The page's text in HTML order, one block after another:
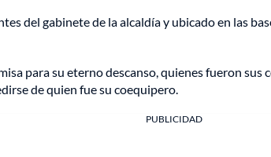
del gabinete de la alcaldía y ubicado en las
para su eterno descanso, quienes fueron
de quien fue su coequipero.
PUBLICIDAD